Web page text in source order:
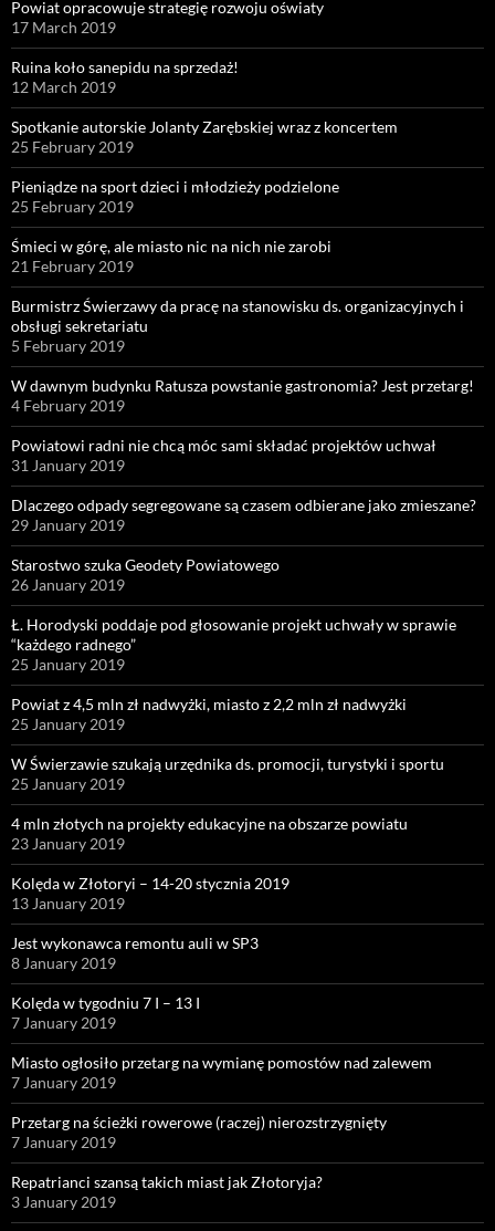
Powiat opracowuje strategię rozwoju oświaty
17 March 2019
Ruina koło sanepidu na sprzedaż!
12 March 2019
Spotkanie autorskie Jolanty Zarębskiej wraz z koncertem
25 February 2019
Pieniądze na sport dzieci i młodzieży podzielone
25 February 2019
Śmieci w górę, ale miasto nic na nich nie zarobi
21 February 2019
Burmistrz Świerzawy da pracę na stanowisku ds. organizacyjnych i
obsługi sekretariatu
5 February 2019
W dawnym budynku Ratusza powstanie gastronomia? Jest przetarg!
4 February 2019
Powiatowi radni nie chcą móc sami składać projektów uchwał
31 January 2019
Dlaczego odpady segregowane są czasem odbierane jako zmieszane?
29 January 2019
Starostwo szuka Geodety Powiatowego
26 January 2019
Ł. Horodyski poddaje pod głosowanie projekt uchwały w sprawie
“każdego radnego”
25 January 2019
Powiat z 4,5 mln zł nadwyżki, miasto z 2,2 mln zł nadwyżki
25 January 2019
W Świerzawie szukają urzędnika ds. promocji, turystyki i sportu
25 January 2019
4 mln złotych na projekty edukacyjne na obszarze powiatu
23 January 2019
Kolęda w Złotoryi – 14-20 stycznia 2019
13 January 2019
Jest wykonawca remontu auli w SP3
8 January 2019
Kolęda w tygodniu 7 I – 13 I
7 January 2019
Miasto ogłosiło przetarg na wymianę pomostów nad zalewem
7 January 2019
Przetarg na ścieżki rowerowe (raczej) nierozstrzygnięty
7 January 2019
Repatrianci szansą takich miast jak Złotoryja?
3 January 2019